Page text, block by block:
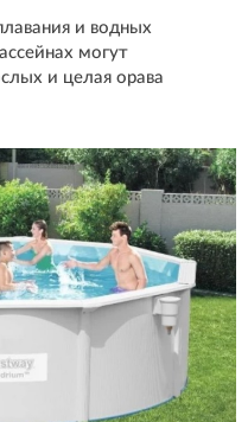
и водных
могут
и целая орава